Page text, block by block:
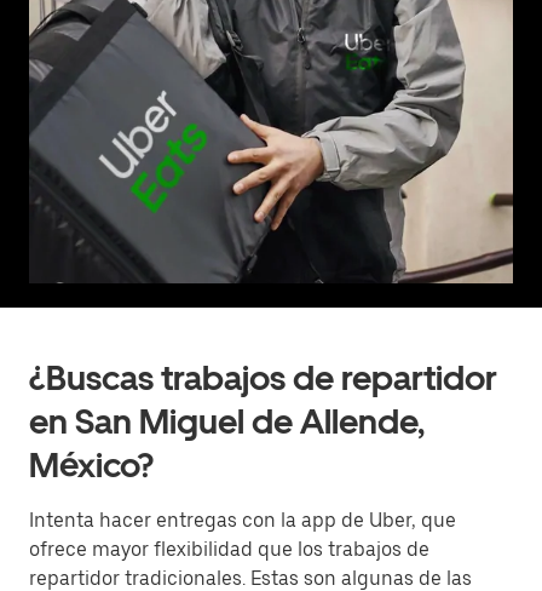
¿Buscas trabajos de repartidor
en San Miguel de Allende,
México?
Intenta hacer entregas con la app de Uber, que
ofrece mayor flexibilidad que los trabajos de
repartidor tradicionales. Estas son algunas de las